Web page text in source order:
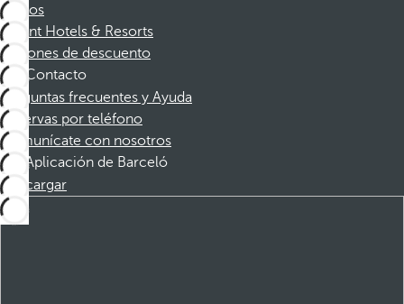
Socios
Dorint Hotels & Resorts
Cupones de descuento
Contacto
Preguntas frecuentes y Ayuda
Reservas por teléfono
Comunícate con nosotros
Aplicación de Barceló
Descargar